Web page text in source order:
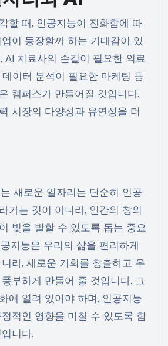
할 때, 인공지능이 진화함에 따
이 등장할까 하는 기대감이 있
AI 치료사의 손길이 필요한 의료
이터 분석이 필요한 마케팅 등
캠퍼스가 만들어질 것입니다.
시장의 다양성과 유연성을 더
새로운 일자리는 단순히 인공
가는 것이 아니라, 인간의 창의
빛을 발할 수 있도록 돕는 중요
지능은 우리의 삶을 편리하게
라, 새로운 기회를 창출하고 우
부하게 만들어 줄 것입니다. 그
에 열려 있어야 하며, 인공지능
적인 영향을 미칠 수 있도록 함
니다.